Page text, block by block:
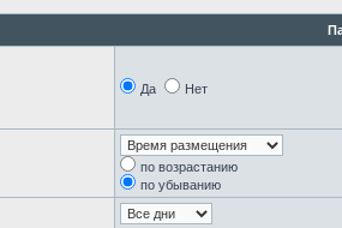
Да Нет
по возрастанию
по убыванию